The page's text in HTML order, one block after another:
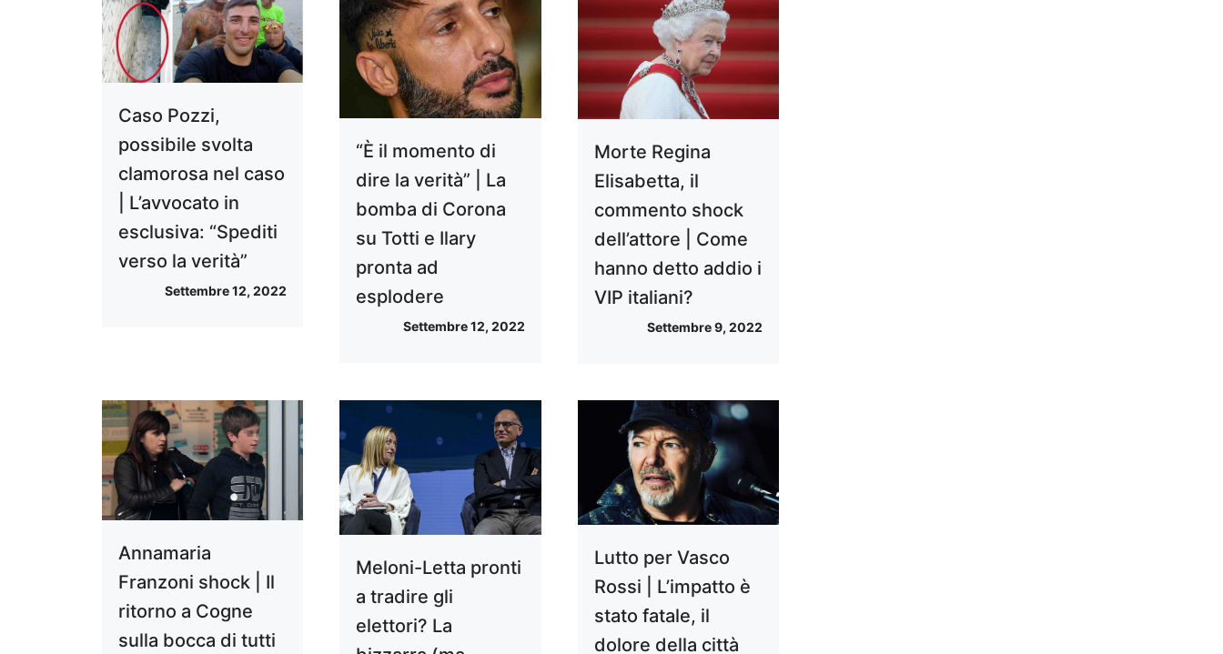
Caso Pozzi,
possibile svolta
clamorosa nel caso
| L’avvocato in
esclusiva: “Spediti
verso la verità”
Settembre 12, 2022
“È il momento di
dire la verità” | La
bomba di Corona
su Totti e Ilary
pronta ad
esplodere
Settembre 12, 2022
Morte Regina
Elisabetta, il
commento shock
dell’attore | Come
hanno detto addio i
VIP italiani?
Settembre 9, 2022
Annamaria
Franzoni shock | Il
ritorno a Cogne
sulla bocca di tutti
Meloni-Letta pronti
a tradire gli
elettori? La
Lutto per Vasco
Rossi | L’impatto è
stato fatale, il
dolore della città